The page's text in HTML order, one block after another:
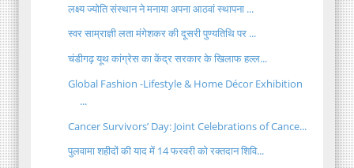
लक्ष्य ज्योति संस्थान ने मनाया अपना आठवां स्थापना ...
स्वर साम्राज्ञी लता मंगेशकर की दूसरी पुण्यतिथि पर ...
चंडीगढ़ यूथ कांग्रेस का केंद्र सरकार के खिलाफ हल्ल...
Global Fashion -Lifestyle & Home Décor Exhibition
...
Cancer Survivors’ Day: Joint Celebrations of Cance...
पुलवामा शहीदों की याद में 14 फरवरी को रक्तदान शिवि...